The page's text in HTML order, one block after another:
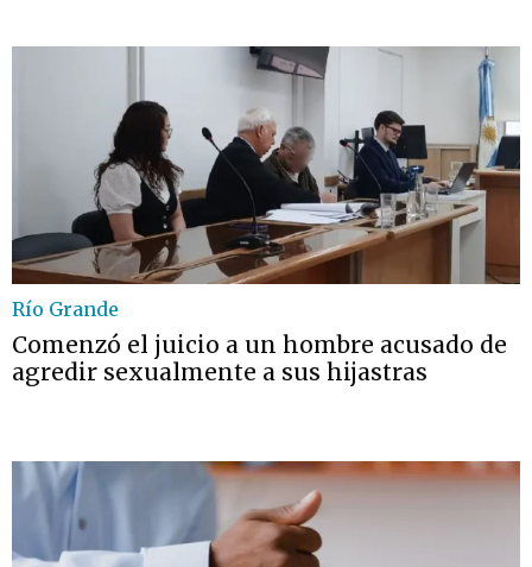
Río Grande
Comenzó el juicio a un hombre acusado de
agredir sexualmente a sus hijastras